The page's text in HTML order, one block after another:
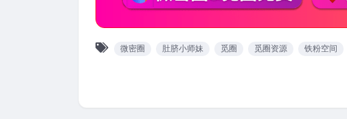
微密圈 肚脐小师妹 觅圈 觅圈资源 铁粉空间